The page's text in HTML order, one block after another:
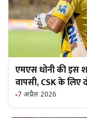
एमएस धोनी की इस
वापसी, CSK के लिए
7 अप्रैल 2026